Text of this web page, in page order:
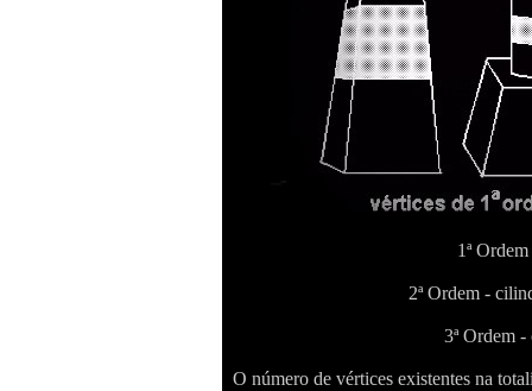
1ª
2ª Ordem -
3ª Ordem
O número de vértices existentes na